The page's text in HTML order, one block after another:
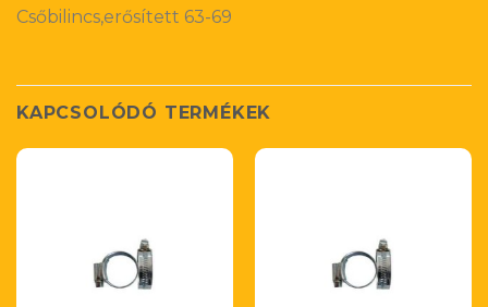
Csőbilincs,erősített 63-69
KAPCSOLÓDÓ TERMÉKEK